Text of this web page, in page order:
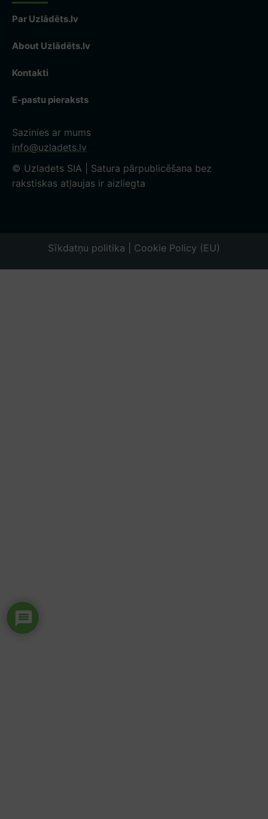
Par Uzlādēts.lv
About Uzlādēts.lv
Kontakti
E-pastu pieraksts
Sazinies ar mums
info@uzladets.lv
© Uzladets SIA | Satura pārpublicēšana bez
rakstiskas atļaujas ir aizliegta
Sīkdatņu politika | Cookie Policy (EU)